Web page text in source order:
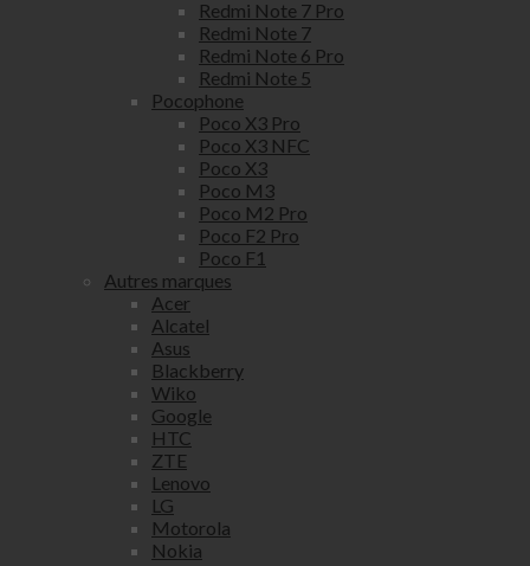
Redmi Note 7 Pro
Redmi Note 7
Redmi Note 6 Pro
Redmi Note 5
Pocophone
Poco X3 Pro
Poco X3 NFC
Poco X3
Poco M3
Poco M2 Pro
Poco F2 Pro
Poco F1
Autres marques
Acer
Alcatel
Asus
Blackberry
Wiko
Google
HTC
ZTE
Lenovo
LG
Motorola
Nokia